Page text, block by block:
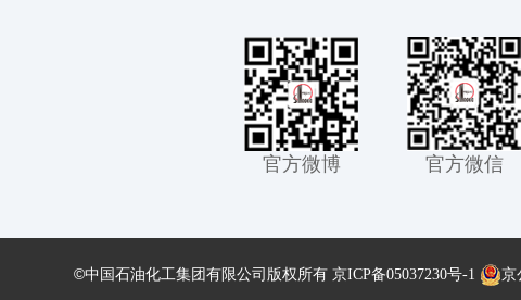
官方微博 官方微信
©中国石油化工集团有限公司版权所有 京ICP备05037230号-1 京